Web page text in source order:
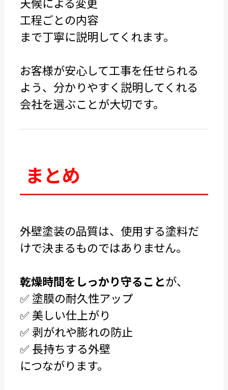
工程ごとの内容
まで丁寧に説明してくれます。
お客様が安心して工事を任せられる
よう、分かりやすく説明してくれる
会社を選ぶことが大切です。
まとめ
外壁塗装の品質は、使用する塗料だ
けで決まるものではありません。
乾燥時間をしっかり守ることが、
✅ 塗膜の耐久性アップ
✅ 美しい仕上がり
✅ 剥がれや膨れの防止
✅ 長持ちする外壁
につながります。